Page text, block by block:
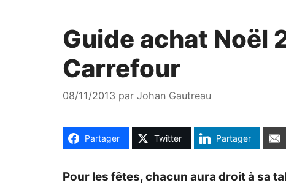
Guide achat Noël
Carrefour
08/11/2013 par Johan Gautreau
Partager Twitter Partager
Pour les fêtes, chacun aura droit à sa